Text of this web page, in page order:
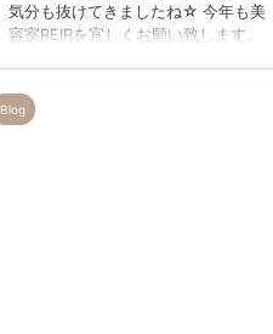
気分も抜けてきましたね☆ 今年も美
容室REIRを宜しくお願い致します。
ー】をお休みさせて頂きます。 皆様
にはご迷惑をお掛け致しますがどうぞ
Blog